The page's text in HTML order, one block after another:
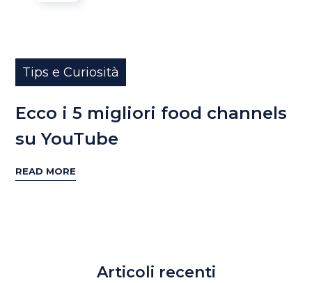
Tips e Curiosità
Ecco i 5 migliori food channels
su YouTube
READ MORE
Articoli recenti